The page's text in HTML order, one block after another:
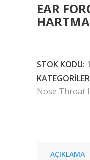
EAR
STOK KODU:
Nose Throat
AÇIKLAMA